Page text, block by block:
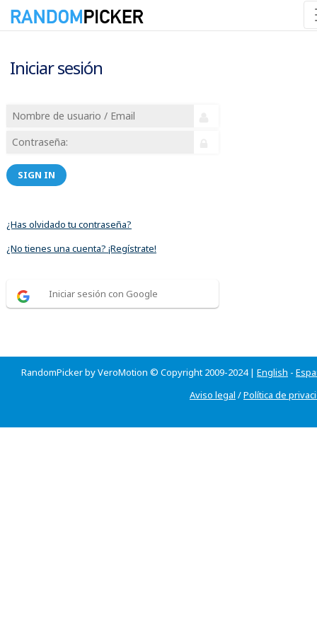
Iniciar sesión
SIGN IN
¿Has olvidado tu contraseña?
¿No tienes una cuenta? ¡Regístrate!
Iniciar sesión con Google
RandomPicker by VeroMotion © Copyright 2009-2024 | English -
Aviso legal /Política de